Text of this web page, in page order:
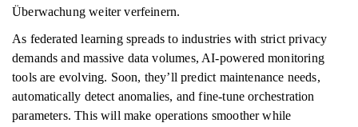
Überwachung weiter verfeinern.
As federated learning spreads to industries with strict privacy
demands and massive data volumes, AI-powered monitoring
tools are evolving. Soon, they’ll predict maintenance needs,
automatically detect anomalies, and fine-tune orchestration
parameters. This will make operations smoother while